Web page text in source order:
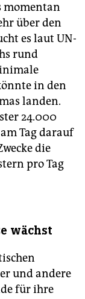
momentan
über den
es laut UN-
rund
in den
landen.
24.000
Tag darauf
die
pro Tag
wächst
und andere
für ihre